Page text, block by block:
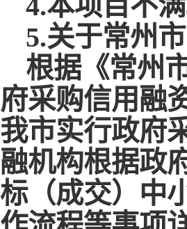
5.关于常州
根据《常州
府采购信用融
我市实行政府
融机构根据政
标（成交）中